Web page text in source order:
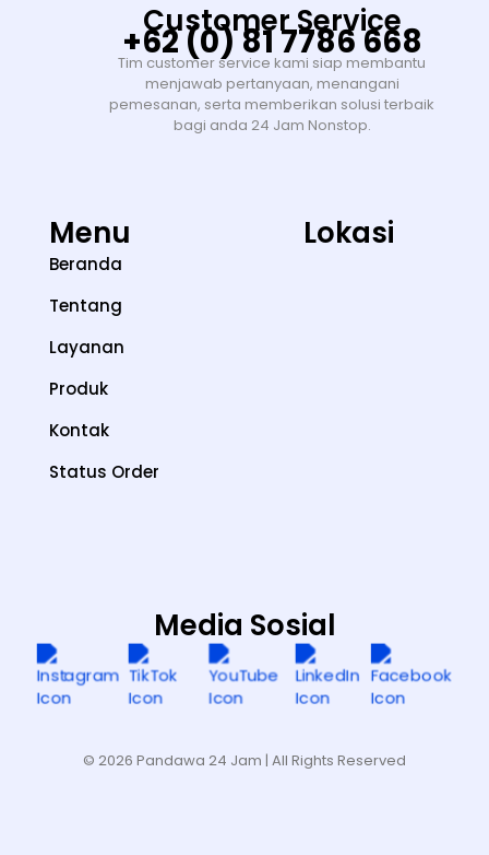
Customer Service
+62 (0) 81 7786 668
Tim customer service kami siap membantu
menjawab pertanyaan, menangani
pemesanan, serta memberikan solusi terbaik
bagi anda 24 Jam Nonstop.
Menu
Beranda
Tentang
Layanan
Produk
Kontak
Status Order
Lokasi
Media Sosial
© 2026 Pandawa 24 Jam | All Rights Reserved